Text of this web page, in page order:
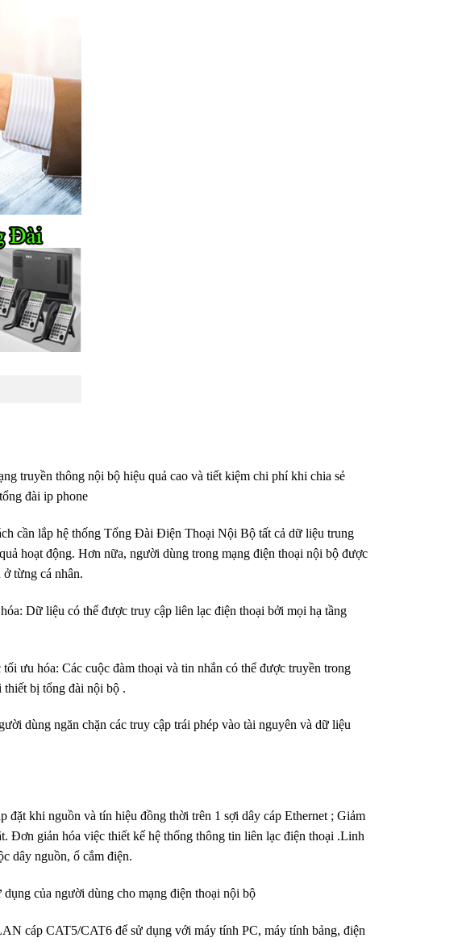
truyền thông nội bộ hiệu quả cao và tiết kiệm chi phí khi chia sẻ
đài ip phone
cần lắp hệ thống Tổng Đài Điện Thoại Nội Bộ tất cả dữ liệu trung
hoạt động. Hơn nữa, người dùng trong mạng điện thoại nội bộ được
từng cá nhân.
Dữ liệu có thể được truy cập liên lạc điện thoại bởi mọi hạ tầng
ưu hóa: Các cuộc đàm thoại và tin nhắn có thể được truyền trong
bị tổng đài nội bộ .
dùng ngăn chặn các truy cập trái phép vào tài nguyên và dữ liệu
đặt khi nguồn và tín hiệu đồng thời trên 1 sợi dây cáp Ethernet ; Giảm
Đơn giản hóa việc thiết kế hệ thống thông tin liên lạc điện thoại .Linh
dây nguồn, ổ cắm điện.
của người dùng cho mạng điện thoại nội bộ
cáp CAT5/CAT6 để sử dụng với máy tính PC, máy tính bảng, điện